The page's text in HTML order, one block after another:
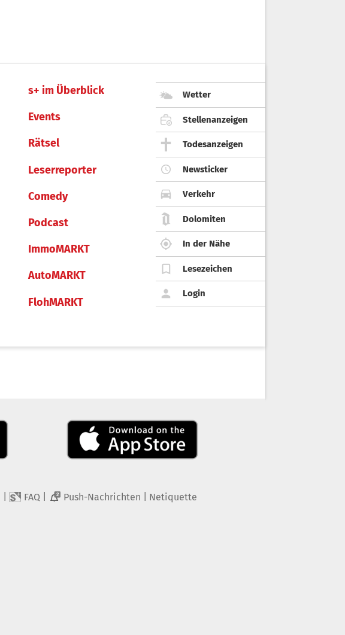
s+ im Überblick
Events
Rätsel
Leserreporter
Comedy
Podcast
ImmoMARKT
AutoMARKT
FlohMARKT
Wetter
Stellenanzeigen
Todesanzeigen
Newsticker
Verkehr
Dolomiten
In der Nähe
Lesezeichen
Login
FAQ 2 Push-Nachrichten Netiquette